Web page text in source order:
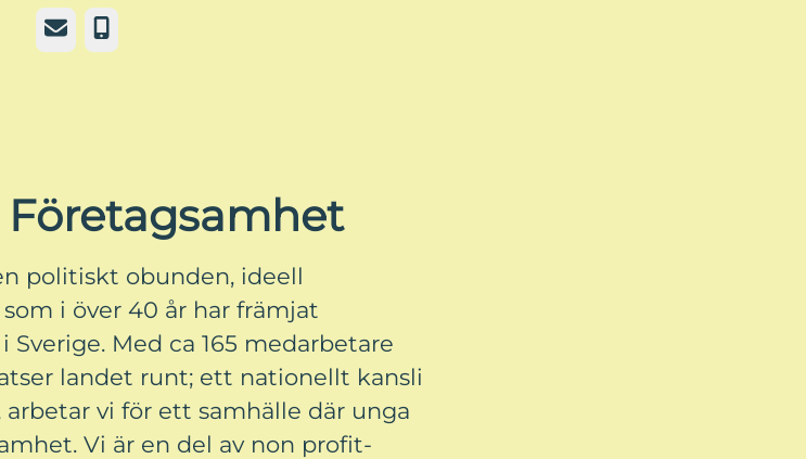
E-postTelefon
politiskt obunden, ideell
i över 40 år har främjat
Med ca 165 medarbetare
landet runt; ett nationellt kansli
vi för ett samhälle där unga
Vi är en del av non profit-